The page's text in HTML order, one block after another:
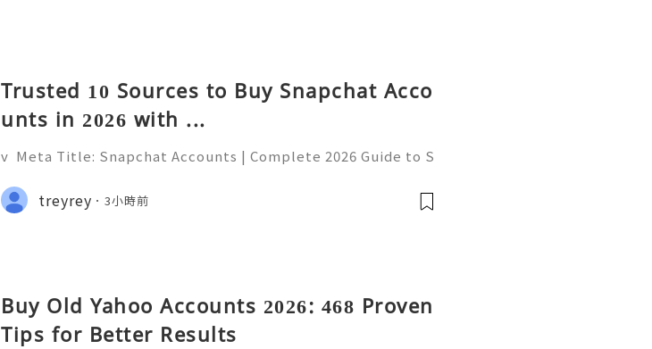
Trusted 10 Sources to Buy Snapchat Acco
unts in 2026 with ...
v Meta Title: Snapchat Accounts | Complete 2026 Guide to S
eliable 24/7 Customer Support 💫💎💲💫🌐✨💎WhatsApp :+1
(506) 541-7768 💫💎💲💫🌐✨💎Telegram: @usadig
treyrey 3小時前
Buy Old Yahoo Accounts 2026: 468 Proven
Tips for Better Results